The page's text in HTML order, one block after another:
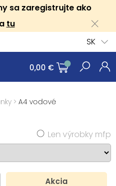
sa zaregistrujte ako
tu
SK
0,00 €
> A4 vodové
Len výrobky mfp
Akcia